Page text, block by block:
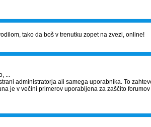
tako da boš v trenutku zopet na zvezi, online!
...
administratorja ali samega uporabnika. To
je v večini primerov uporabljena za zaščito